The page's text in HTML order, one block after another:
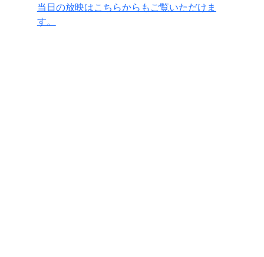
当日の放映はこちらからもご覧いただけま
す。